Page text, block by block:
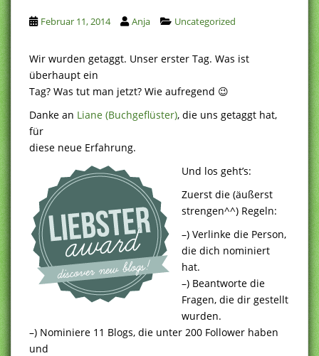
Februar 11, 2014 Anja Uncategorized
Wir wurden getaggt. Unser erster Tag. Was ist
überhaupt ein
Tag? Was tut man jetzt? Wie aufregend 😉
Danke an Liane (Buchgeflüster), die uns getaggt hat,
für
diese neue Erfahrung.
Und los geht’s:
Zuerst die (äußerst
strengen^^) Regeln:
–) Verlinke die Person,
die dich nominiert
hat.
–) Beantworte die
Fragen, die dir gestellt
wurden.
–) Nominiere 11 Blogs, die unter 200 Follower haben
und